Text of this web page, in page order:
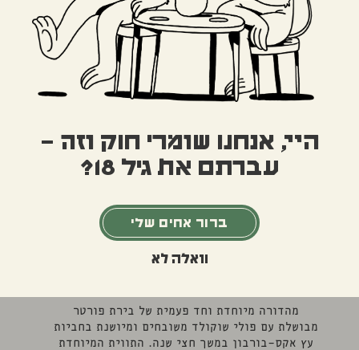
מהדורה מיוחדת וחד פעמית של בירת פורטר
מבושלת עם פולי שוקולד משובחים ומיושנת בחביות
עץ אקס-בורבון במשך חצי שנה. התווית המיוחדת
היי, אנחנו שומרי חוק וזה –
עברתם את גיל 18?
ברור אחים שלי
וואלה לא